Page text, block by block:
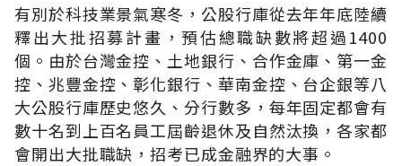
有別於科技業景氣寒冬，公股行庫從去年年底陸續
釋出大批招募計畫，預估總職缺數將超過1400
個。由於台灣金控、土地銀行、合作金庫、第一金
控、兆豐金控、彰化銀行、華南金控、台企銀等八
大公股行庫歷史悠久、分行數多，每年固定都會有
數十名到上百名員工屆齡退休及自然汰換，各家都
會開出大批職缺，招考已成金融界的大事。